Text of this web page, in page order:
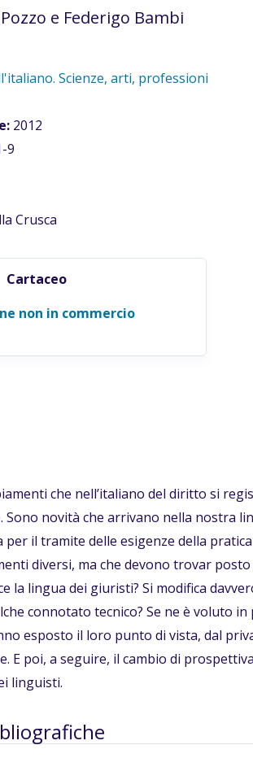
e Federigo Bambi
Scienze, arti, professioni
2012
9
Crusca
Cartaceo
non in commercio
che nell’italiano del diritto si
Sono novità che arrivano nella nostra
per il tramite delle esigenze della
diversi, ma che devono trovar
la lingua dei giuristi? Si modifica
connotato tecnico? Se ne è voluto
esposto il loro punto di vista, dal
E poi, a seguire, il cambio di
linguisti.